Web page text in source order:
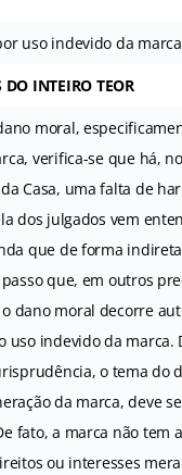
uso indevido da
DO INTEIRO TEOR
moral,
verifica-se que há,
Casa, uma falta de
dos julgados vem
que de forma
que, em outros
dano moral decorre
uso indevido da marca.
o tema do
da marca, deve
fato, a marca não tem
ou interesses